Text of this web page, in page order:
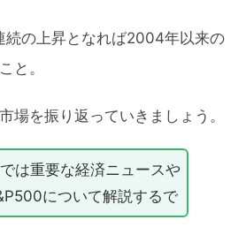
続の上昇となれば2004年以来の
と。
場を振り返っていきましょう。
は重要な経済ニュースや
について解説するで